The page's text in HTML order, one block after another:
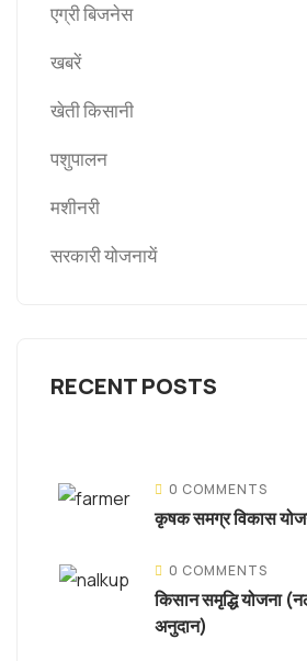
एग्री बिजनेस
खबरें
खेती किसानी
पशुपालन
मशीनरी
सरकारी योजनायें
RECENT POSTS
0 COMMENTS
कृषक समग्र विकास
0 COMMENTS
किसान समृद्धि योजना
अनुदान)